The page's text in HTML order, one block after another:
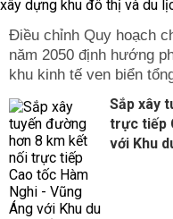
Điều chỉnh Quy hoạch
năm 2050 định hướng
khu kinh tế ven biển
Sắp xây
trực tiếp
với Khu